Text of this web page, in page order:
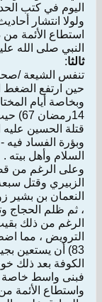
اليوم في كتب
ولولا انتشار
استطاع الأئمة
النبي صلى الله
ثالثا:
تنفس الشيعة /
قتلة الحسين عليه
وبؤرة الفساد فيه
السلام وأهل بيته .
وعلى الرغم من
الزبيري وقتل
النعمان بن بشير
، ثم ظلم الحجاج
الرغم من ذلك
83) أن يستعين
الكوفة بعد ذلك
فبنى واسط خاصة
واستطاع الأئمة